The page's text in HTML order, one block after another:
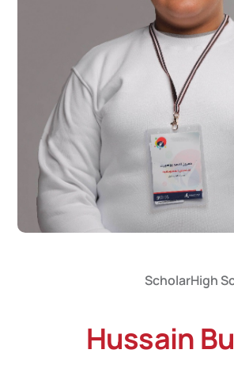
High
Scholar
Hussain